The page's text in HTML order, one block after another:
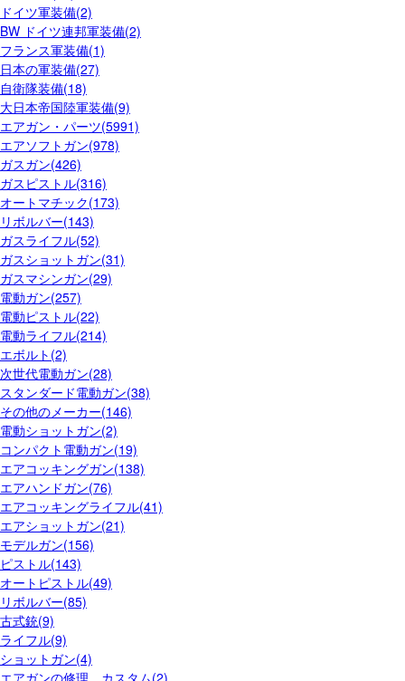
ドイツ軍装備(2)
BW ドイツ連邦軍装備(2)
フランス軍装備(1)
日本の軍装備(27)
自衛隊装備(18)
大日本帝国陸軍装備(9)
エアガン・パーツ(5991)
エアソフトガン(978)
ガスガン(426)
ガスピストル(316)
オートマチック(173)
リボルバー(143)
ガスライフル(52)
ガスショットガン(31)
ガスマシンガン(29)
電動ガン(257)
電動ピストル(22)
電動ライフル(214)
エボルト(2)
次世代電動ガン(28)
スタンダード電動ガン(38)
その他のメーカー(146)
電動ショットガン(2)
コンパクト電動ガン(19)
エアコッキングガン(138)
エアハンドガン(76)
エアコッキングライフル(41)
エアショットガン(21)
モデルガン(156)
ピストル(143)
オートピストル(49)
リボルバー(85)
古式銃(9)
ライフル(9)
ショットガン(4)